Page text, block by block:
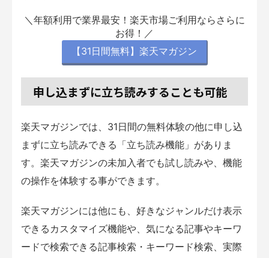
＼年額利用で業界最安！楽天市場ご利用ならさらに
お得！／
【31日間無料】楽天マガジン
申し込まずに立ち読みすることも可能
楽天マガジンでは、31日間の無料体験の他に申し込
まずに立ち読みできる「立ち読み機能」がありま
す。楽天マガジンの未加入者でも試し読みや、機能
の操作を体験する事ができます。
楽天マガジンには他にも、好きなジャンルだけ表示
できるカスタマイズ機能や、気になる記事やキーワ
ードで検索できる記事検索・キーワード検索、実際